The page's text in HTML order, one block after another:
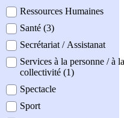
Ressources Humaines
Santé (3)
Secrétariat / Assistanat
Services à la personne / à la
collectivité (1)
Spectacle
Sport